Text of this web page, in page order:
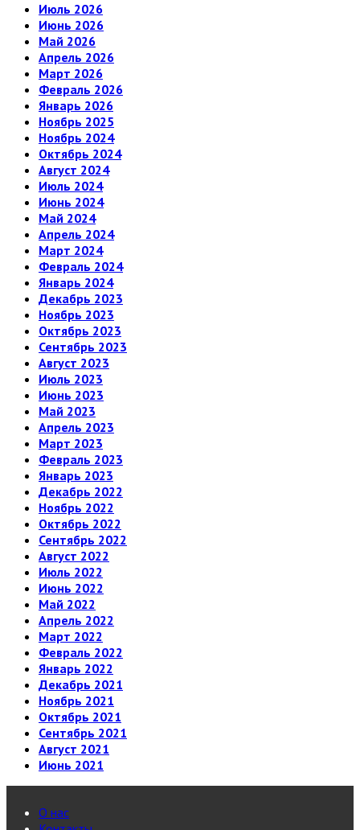
Июль 2026
Июнь 2026
Май 2026
Апрель 2026
Март 2026
Февраль 2026
Январь 2026
Ноябрь 2025
Ноябрь 2024
Октябрь 2024
Август 2024
Июль 2024
Июнь 2024
Май 2024
Апрель 2024
Март 2024
Февраль 2024
Январь 2024
Декабрь 2023
Ноябрь 2023
Октябрь 2023
Сентябрь 2023
Август 2023
Июль 2023
Июнь 2023
Май 2023
Апрель 2023
Март 2023
Февраль 2023
Январь 2023
Декабрь 2022
Ноябрь 2022
Октябрь 2022
Сентябрь 2022
Август 2022
Июль 2022
Июнь 2022
Май 2022
Апрель 2022
Март 2022
Февраль 2022
Январь 2022
Декабрь 2021
Ноябрь 2021
Октябрь 2021
Сентябрь 2021
Август 2021
Июнь 2021
О нас